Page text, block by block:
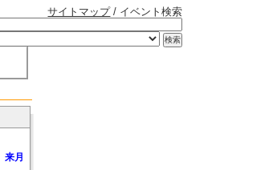
サイトマップ/ イベント検索
来月